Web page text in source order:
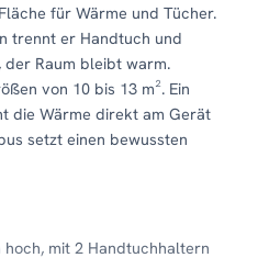
für Wärme und Tücher.
trennt er Handtuch und
der Raum bleibt warm.
von 10 bis 13 m². Ein
die Wärme direkt am Gerät
setzt einen bewussten
mit 2 Handtuchhaltern